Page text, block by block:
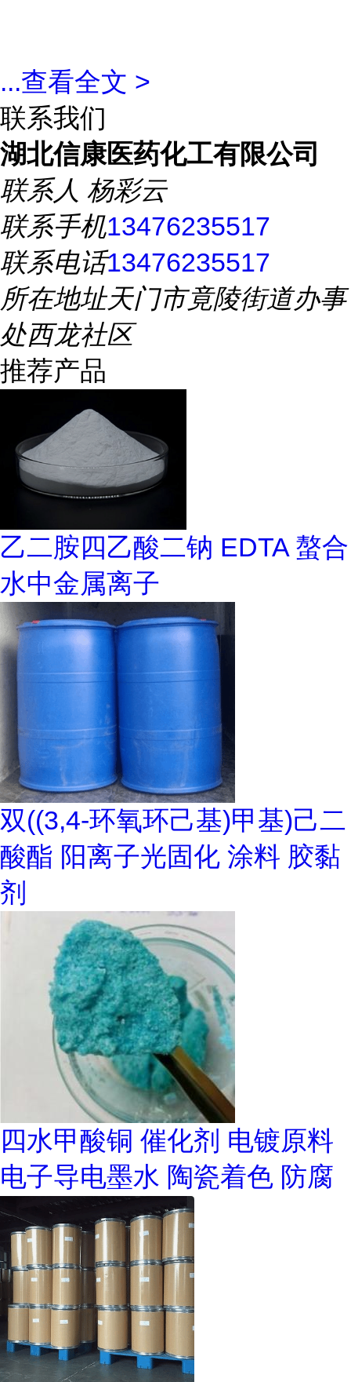
...查看全文 >
联系我们
湖北信康医药化工有限公司
联系人 杨彩云
联系手机13476235517
联系电话13476235517
所在地址天门市竟陵街道办事
处西龙社区
推荐产品
乙二胺四乙酸二钠 EDTA 螯合
水中金属离子
双((3,4-环氧环己基)甲基)己二
酸酯 阳离子光固化 涂料 胶黏
剂
四水甲酸铜 催化剂 电镀原料
电子导电墨水 陶瓷着色 防腐